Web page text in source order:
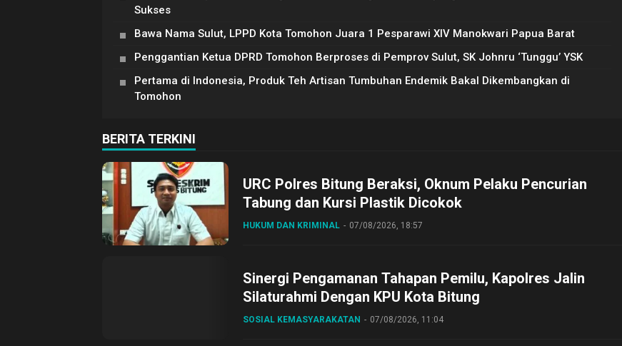
Sukses
Bawa Nama Sulut, LPPD Kota Tomohon Juara 1 Pesparawi XIV Manokwari Papua Barat
Penggantian Ketua DPRD Tomohon Berproses di Pemprov Sulut, SK Johnru ‘Tunggu’ YSK
Pertama di Indonesia, Produk Teh Artisan Tumbuhan Endemik Bakal Dikembangkan di
Tomohon
BERITA TERKINI
URC Polres Bitung Beraksi, Oknum Pelaku Pencurian
Tabung dan Kursi Plastik Dicokok
HUKUM DAN KRIMINAL 07/08/2026, 18:57
Sinergi Pengamanan Tahapan Pemilu, Kapolres Jalin
Silaturahmi Dengan KPU Kota Bitung
SOSIAL KEMASYARAKATAN 07/08/2026, 11:04